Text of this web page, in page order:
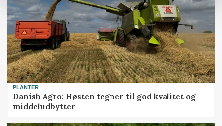
PLANTER
Danish Agro: Høsten tegner til god kvalitet og
middeludbytter